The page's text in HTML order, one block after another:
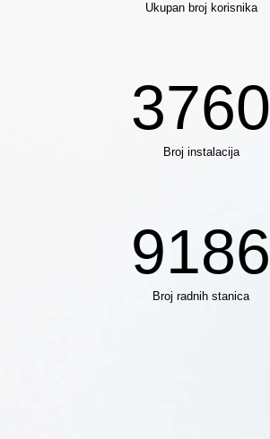
Ukupan broj korisnika
3760
Broj instalacija
9186
Broj radnih stanica